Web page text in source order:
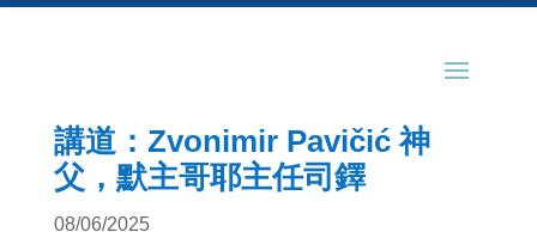
講道：Zvonimir Pavičić 神
父，默主哥耶主任司鐸
08/06/2025